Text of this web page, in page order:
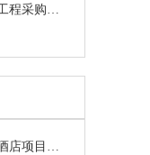
歙县张曙故居展陈提升工程采购项目（二次）竞争性磋商公告
宁国市托尼洛兰博基尼酒店项目装饰装修EPC招标公告